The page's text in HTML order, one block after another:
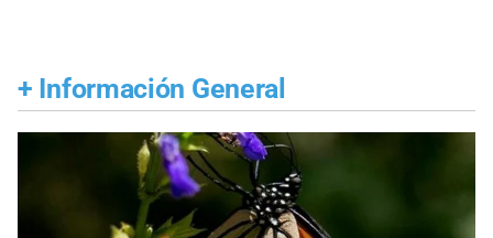
+ Información General